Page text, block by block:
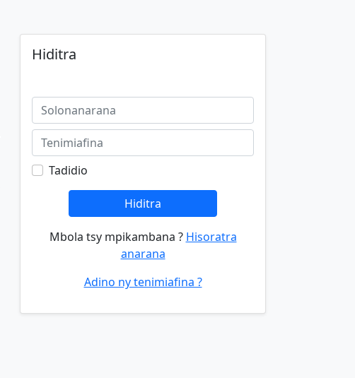
Hiditra
Tadidio
Hiditra
Mbola tsy mpikambana ? Hisoratra
anarana
Adino ny tenimiafina ?